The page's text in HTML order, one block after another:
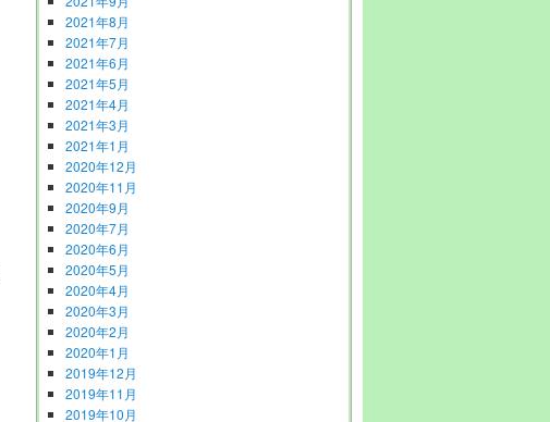
2021年8月
2021年7月
2021年6月
2021年5月
2021年4月
2021年3月
2021年1月
2020年12月
2020年11月
2020年9月
2020年7月
2020年6月
2020年5月
2020年4月
2020年3月
2020年2月
2020年1月
2019年12月
2019年11月
2019年10月